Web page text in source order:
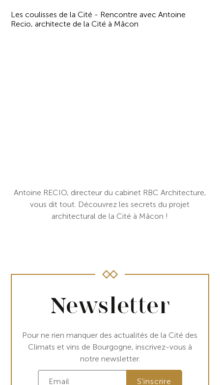
Les coulisses de la Cité - Rencontre avec Antoine
Recio, architecte de la Cité à Mâcon
Antoine RECIO, directeur du cabinet RBC Architecture,
vous dit tout. Découvrez les secrets du projet
architectural de la Cité à Mâcon !
Newsletter
Pour ne rien manquer des actualités de la Cité des
Climats et vins de Bourgogne, inscrivez-vous à
notre newsletter.